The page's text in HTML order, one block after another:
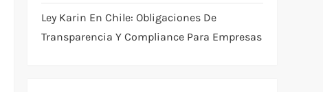
Ley Karin En Chile: Obligaciones De
Transparencia Y Compliance Para Empresas